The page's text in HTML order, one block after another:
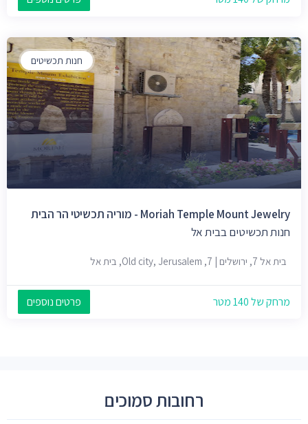
חנות תכשיטים
Moriah Temple Mount Jewelry - מוריה תכשיטי הר הבית
חנות תכשיטים בבית אל
בית אל 7, ירושלים | 7, Old city, Jerusalem, בית אל
מרחק של 140 מטר פרטים נוספים
רחובות סמוכים